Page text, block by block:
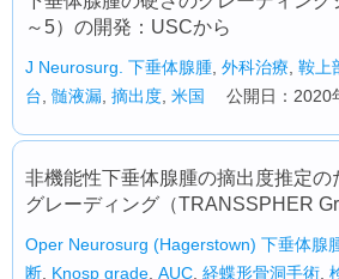
～5）の開発：USCから
J Neurosurg. 下垂体腺腫 外科治療 鞍上
台 髄液漏 摘出度 米国 公開日：2020
非機能性下垂体腺腫の摘出度推定の
グレーディング（TRANSSPHER
Oper Neurosurg (Hagerstown) 下垂体腺
断 Knosp grade AUC 経蝶形骨洞手術